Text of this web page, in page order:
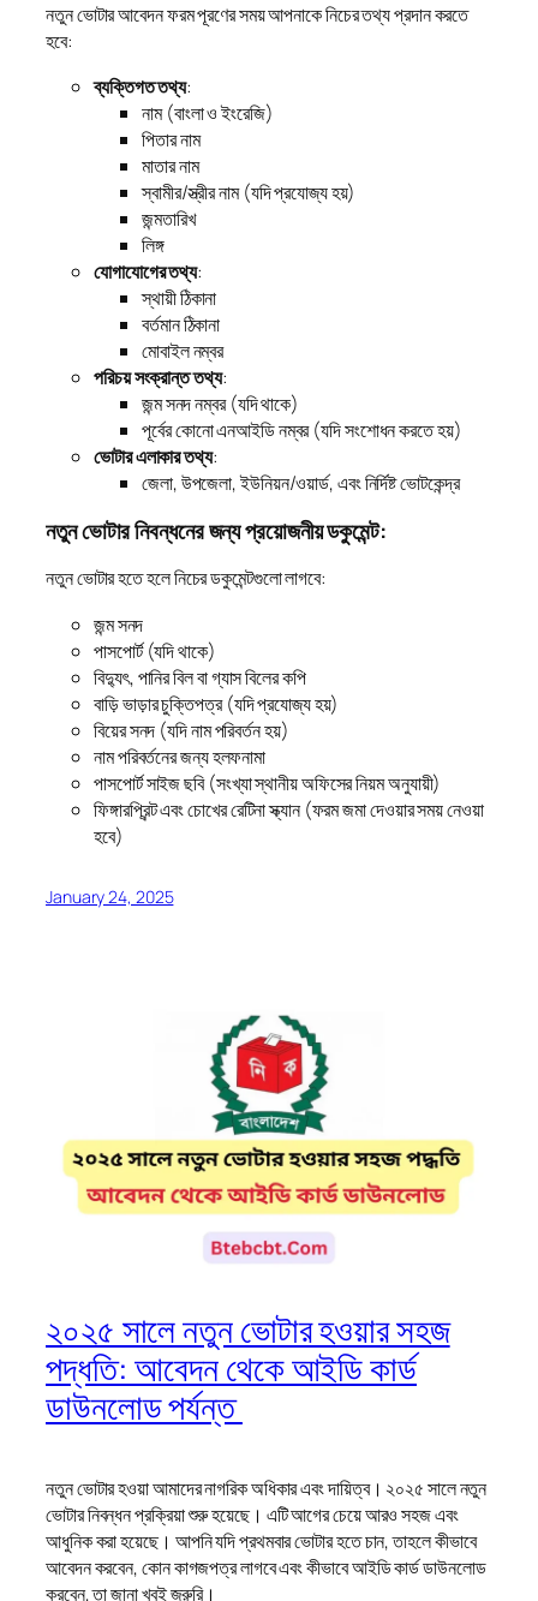
নতুন ভোটার আবেদন ফরম পূরণের সময় আপনাকে নিচের তথ্য প্রদান করতে
হবে:
ব্যক্তিগত তথ্য:
নাম (বাংলা ও ইংরেজি)
পিতার নাম
মাতার নাম
স্বামীর/স্ত্রীর নাম (যদি প্রযোজ্য হয়)
জন্মতারিখ
লিঙ্গ
যোগাযোগের তথ্য:
স্থায়ী ঠিকানা
বর্তমান ঠিকানা
মোবাইল নম্বর
পরিচয় সংক্রান্ত তথ্য:
জন্ম সনদ নম্বর (যদি থাকে)
পূর্বের কোনো এনআইডি নম্বর (যদি সংশোধন করতে হয়)
ভোটার এলাকার তথ্য:
জেলা, উপজেলা, ইউনিয়ন/ওয়ার্ড, এবং নির্দিষ্ট ভোটকেন্দ্র
নতুন ভোটার নিবন্ধনের জন্য প্রয়োজনীয় ডকুমেন্ট:
নতুন ভোটার হতে হলে নিচের ডকুমেন্টগুলো লাগবে:
জন্ম সনদ
পাসপোর্ট (যদি থাকে)
বিদ্যুৎ, পানির বিল বা গ্যাস বিলের কপি
বাড়ি ভাড়ার চুক্তিপত্র (যদি প্রযোজ্য হয়)
বিয়ের সনদ (যদি নাম পরিবর্তন হয়)
নাম পরিবর্তনের জন্য হলফনামা
পাসপোর্ট সাইজ ছবি (সংখ্যা স্থানীয় অফিসের নিয়ম অনুযায়ী)
ফিঙ্গারপ্রিন্ট এবং চোখের রেটিনা স্ক্যান (ফরম জমা দেওয়ার সময় নেওয়া
হবে)
January 24, 2025
২০২৫ সালে নতুন ভোটার হওয়ার সহজ
পদ্ধতি: আবেদন থেকে আইডি কার্ড
ডাউনলোড পর্যন্ত
নতুন ভোটার হওয়া আমাদের নাগরিক অধিকার এবং দায়িত্ব। ২০২৫ সালে নতুন
ভোটার নিবন্ধন প্রক্রিয়া শুরু হয়েছে। এটি আগের চেয়ে আরও সহজ এবং
আধুনিক করা হয়েছে। আপনি যদি প্রথমবার ভোটার হতে চান, তাহলে কীভাবে
আবেদন করবেন, কোন কাগজপত্র লাগবে এবং কীভাবে আইডি কার্ড ডাউনলোড
করবেন, তা জানা খুবই জরুরি।